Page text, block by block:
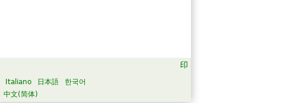
Italiano 日本語
한국어
中文(简体)